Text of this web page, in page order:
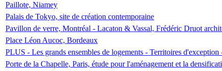
Paillote, Niamey
Palais de Tokyo, site de création contemporaine
Pavillon de verre, Montréal - Lacaton & Vassal, Frédéric Druot
Place Léon Aucoc, Bordeaux
PLUS - Les grands ensembles de logements - Territoires
Porte de la Chapelle, Paris, étude pour l'aménagement et la